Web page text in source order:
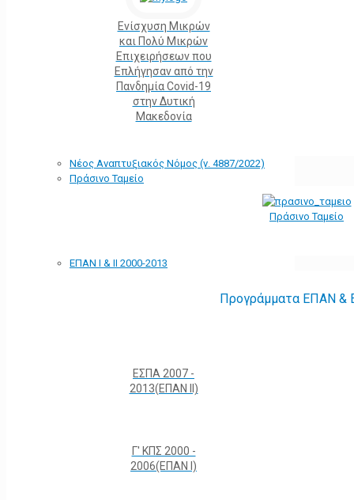
Ενίσχυση Μικρών
και Πολύ Μικρών
Επιχειρήσεων που
Επλήγησαν από την
Πανδημία Covid-19
στην Δυτική
Μακεδονία
Νέος Αναπτυξιακός Νόμος (ν. 4887/2022)
Πράσινο Ταμείο
Πράσινο Ταμείο
ΕΠΑΝ Ι & ΙΙ 2000-2013
Προγράμματα ΕΠΑΝ &
ΕΣΠΑ 2007 -
2013(ΕΠΑΝ ΙΙ)
Γ' ΚΠΣ 2000 -
2006(ΕΠΑΝ Ι)